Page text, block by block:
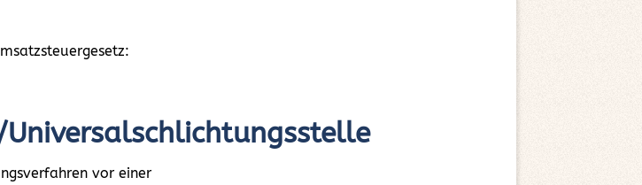
vor einer